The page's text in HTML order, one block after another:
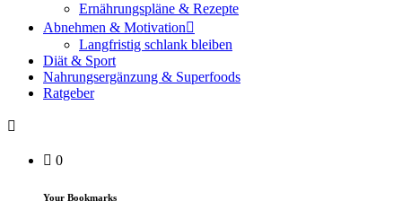
Ernährungspläne & Rezepte
Abnehmen & Motivation
Langfristig schlank bleiben
Diät & Sport
Nahrungsergänzung & Superfoods
Ratgeber
0
Your Bookmarks